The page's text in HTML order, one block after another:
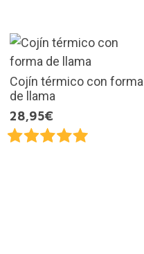
Cojín térmico con forma
de llama
28,95€